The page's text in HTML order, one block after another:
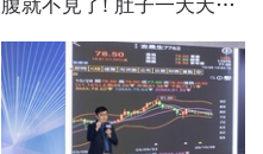
腹就不見了! 肚子一天天變